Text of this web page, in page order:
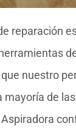
reparación
nuestro
mayoría de